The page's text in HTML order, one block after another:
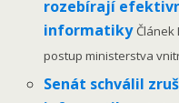
rozebírají
informatikyČlánek
postup ministerstva
Senát schválil